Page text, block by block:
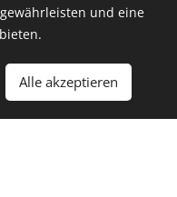
Sæby
und eine
Alle akzeptieren